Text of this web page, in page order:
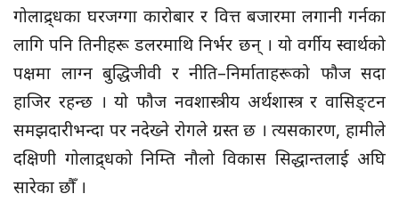
गोलाद्र्धका घरजग्गा कारोबार र वित्त बजारमा लगानी गर्नका
लागि पनि तिनीहरू डलरमाथि निर्भर छन् । यो वर्गीय स्वार्थको
पक्षमा लाग्न बुद्धिजीवी र नीति–निर्माताहरूको फौज सदा
हाजिर रहन्छ । यो फौज नवशास्त्रीय अर्थशास्त्र र वासिङ्टन
समझदारीभन्दा पर नदेख्ने रोगले ग्रस्त छ । त्यसकारण, हामीले
दक्षिणी गोलाद्र्धको निम्ति नौलो विकास सिद्धान्तलाई अघि
सारेका छौँ ।